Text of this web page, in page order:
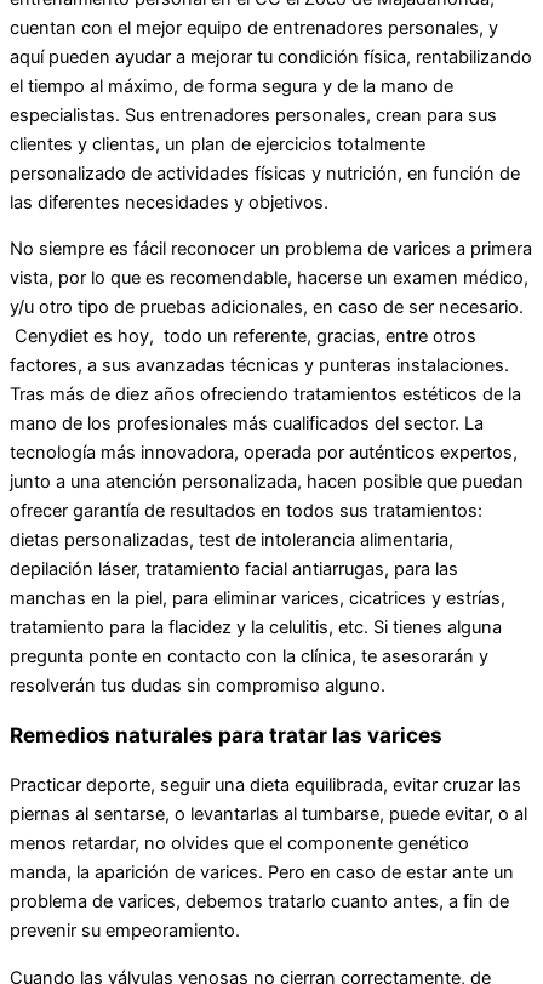
cuentan con el mejor equipo de entrenadores personales, y
aquí pueden ayudar a mejorar tu condición física, rentabilizando
el tiempo al máximo, de forma segura y de la mano de
especialistas. Sus entrenadores personales, crean para sus
clientes y clientas, un plan de ejercicios totalmente
personalizado de actividades físicas y nutrición, en función de
las diferentes necesidades y objetivos.
No siempre es fácil reconocer un problema de varices a primera
vista, por lo que es recomendable, hacerse un examen médico,
y/u otro tipo de pruebas adicionales, en caso de ser necesario.
Cenydiet es hoy, todo un referente, gracias, entre otros
factores, a sus avanzadas técnicas y punteras instalaciones.
Tras más de diez años ofreciendo tratamientos estéticos de la
mano de los profesionales más cualificados del sector. La
tecnología más innovadora, operada por auténticos expertos,
junto a una atención personalizada, hacen posible que puedan
ofrecer garantía de resultados en todos sus tratamientos:
dietas personalizadas, test de intolerancia alimentaria,
depilación láser, tratamiento facial antiarrugas, para las
manchas en la piel, para eliminar varices, cicatrices y estrías,
tratamiento para la flacidez y la celulitis, etc. Si tienes alguna
pregunta ponte en contacto con la clínica, te asesorarán y
resolverán tus dudas sin compromiso alguno.
Remedios naturales para tratar las varices
Practicar deporte, seguir una dieta equilibrada, evitar cruzar las
piernas al sentarse, o levantarlas al tumbarse, puede evitar, o al
menos retardar, no olvides que el componente genético
manda, la aparición de varices. Pero en caso de estar ante un
problema de varices, debemos tratarlo cuanto antes, a fin de
prevenir su empeoramiento.
Cuando las válvulas venosas no cierran correctamente, de